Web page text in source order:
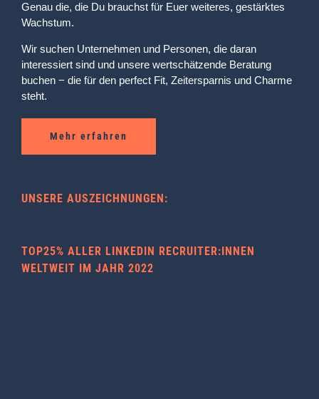
Genau die, die Du brauchst für Euer weiteres, gestärktes
Wachstum.
Wir suchen Unternehmen und Personen, die daran
interessiert sind und unsere wertschätzende Beratung
buchen − die für den perfect Fit, Zeitersparnis und Charme
steht.
Mehr erfahren
UNSERE AUSZEICHNUNGEN:
TOP25% ALLER LINKEDIN RECRUITER:INNEN
WELTWEIT IM JAHR 2022